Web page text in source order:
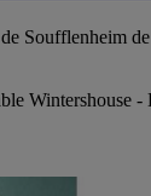
Soufflenheim
Wintershouse -